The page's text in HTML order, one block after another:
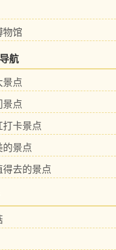
物馆
航
景点
景点
打卡景点
的景点
得去的景点